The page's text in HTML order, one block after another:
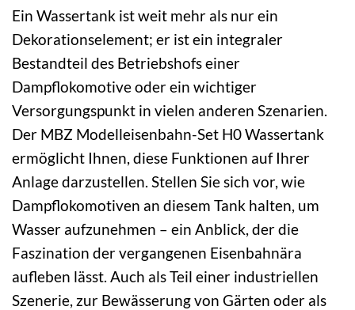
Ein Wassertank ist weit mehr als nur ein
Dekorationselement; er ist ein integraler
Bestandteil des Betriebshofs einer
Dampflokomotive oder ein wichtiger
Versorgungspunkt in vielen anderen Szenarien.
Der MBZ Modelleisenbahn-Set H0 Wassertank
ermöglicht Ihnen, diese Funktionen auf Ihrer
Anlage darzustellen. Stellen Sie sich vor, wie
Dampflokomotiven an diesem Tank halten, um
Wasser aufzunehmen – ein Anblick, der die
Faszination der vergangenen Eisenbahnära
aufleben lässt. Auch als Teil einer industriellen
Szenerie, zur Bewässerung von Gärten oder als